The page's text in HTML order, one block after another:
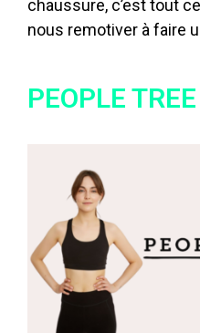
chaussure, c’est tout
nous remotiver à faire
PEOPLE TREE